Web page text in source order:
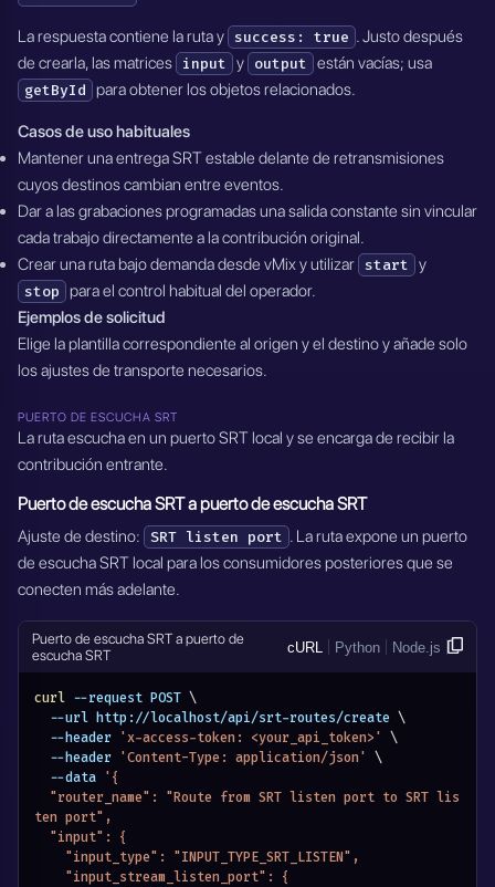
La respuesta contiene la ruta y success: true . Justo después
de crearla, las matrices input y output están vacías; usa
getById para obtener los objetos relacionados.
Casos de uso habituales
Mantener una entrega SRT estable delante de retransmisiones
cuyos destinos cambian entre eventos.
Dar a las grabaciones programadas una salida constante sin vincular
cada trabajo directamente a la contribución original.
Crear una ruta bajo demanda desde vMix y utilizar start y
stop para el control habitual del operador.
Ejemplos de solicitud
Elige la plantilla correspondiente al origen y el destino y añade solo
los ajustes de transporte necesarios.
PUERTO DE ESCUCHA SRT
La ruta escucha en un puerto SRT local y se encarga de recibir la
contribución entrante.
Puerto de escucha SRT a puerto de escucha SRT
Ajuste de destino: SRT listen port . La ruta expone un puerto
de escucha SRT local para los consumidores posteriores que se
conecten más adelante.
Puerto de escucha SRT a puerto de
escucha SRT
cURL Python Node.js
curl --request POST \
  --url http://localhost/api/srt-routes/create
\
  --header
'x-access-token: <your_api_token>'
\
  --header
'Content-Type: application/json'
\
  --data
'{
ten port",
  "input": {
    "input_type": "INPUT_TYPE_SRT_LISTEN",
    "input_stream_listen_port": {